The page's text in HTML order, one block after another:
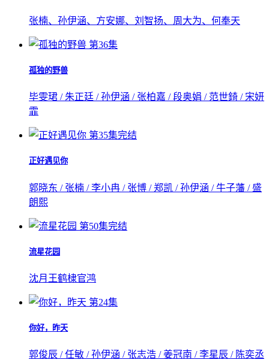
张楠、孙伊涵、方安娜、刘智扬、周大为、何奉天
第36集
孤独的野兽
毕雯珺 / 朱正廷 / 孙伊涵 / 张柏嘉 / 段奥娟 / 范世錡 / 宋妍
霏
第35集完结
正好遇见你
郭晓东 / 张楠 / 李小冉 / 张博 / 郑凯 / 孙伊涵 / 牛子藩 / 盛
朗熙
第50集完结
流星花园
沈月 王鹤棣官鸿
第24集
你好，昨天
郭俊辰 / 任敏 / 孙伊涵 / 张志浩 / 姜冠南 / 李星辰 / 陈奕丞